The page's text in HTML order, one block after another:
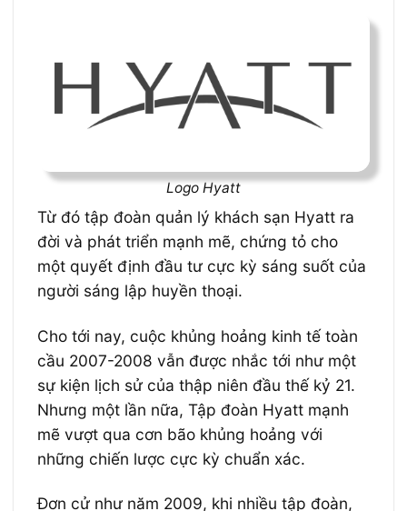
Logo Hyatt
Từ đó tập đoàn quản lý khách sạn Hyatt ra
đời và phát triển mạnh mẽ, chứng tỏ cho
một quyết định đầu tư cực kỳ sáng suốt của
người sáng lập huyền thoại.
Cho tới nay, cuộc khủng hoảng kinh tế toàn
cầu 2007-2008 vẫn được nhắc tới như một
sự kiện lịch sử của thập niên đầu thế kỷ 21.
Nhưng một lần nữa, Tập đoàn Hyatt mạnh
mẽ vượt qua cơn bão khủng hoảng với
những chiến lược cực kỳ chuẩn xác.
Đơn cử như năm 2009, khi nhiều tập đoàn,